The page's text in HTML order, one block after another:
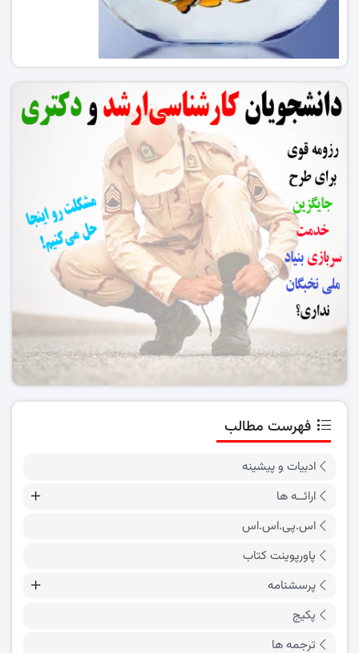
فهرست مطالب
ادبیات و پیشینه
ارائــه ها
اس.پی.اس.اس
پاورپوینت کتاب
پرسشنامه
پکیج
ترجمه ها